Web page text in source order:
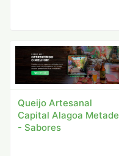
Queijo Artesanal
Capital Alagoa Metade
- Sabores